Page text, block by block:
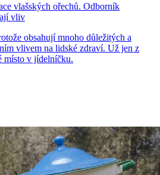
vlašských ořechů. Odborník
vliv
obsahují mnoho důležitých a
vlivem na lidské zdraví. Už jen z
místo v jídelníčku.